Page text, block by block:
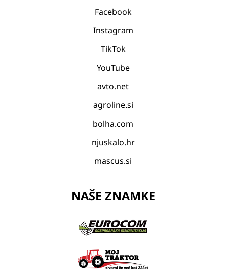
Facebook
Instagram
TikTok
YouTube
avto.net
agroline.si
bolha.com
njuskalo.hr
mascus.si
NAŠE ZNAMKE